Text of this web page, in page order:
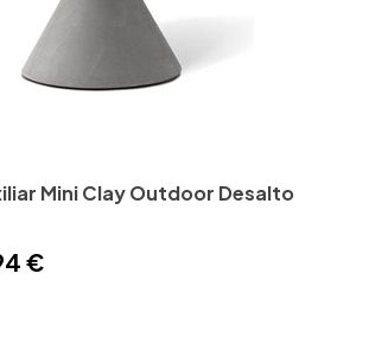
Mini Clay Outdoor Desalto
€